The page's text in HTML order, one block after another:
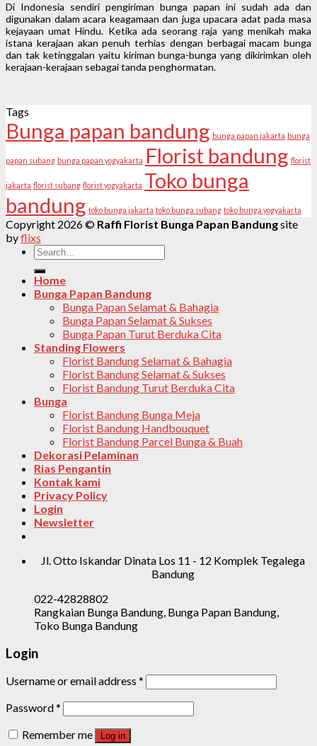
Di Indonesia sendiri pengiriman bunga papan ini sudah ada dan
digunakan dalam acara keagamaan dan juga upacara adat pada masa
kejayaan umat Hindu. Ketika ada seorang raja yang menikah maka
istana kerajaan akan penuh terhias dengan berbagai macam bunga
dan tak ketinggalan yaitu kiriman bunga-bunga yang dikirimkan oleh
kerajaan-kerajaan sebagai tanda penghormatan.
Tags
Bunga papan bandung bunga papan jakarta bunga
papan subang bunga papan yogyakarta Florist bandung florist
jakarta florist subang florist yogyakarta Toko bunga
bandung toko bunga jakarta toko bunga subang toko bunga yogyakarta
Copyright 2026 © Raffi Florist Bunga Papan Bandungsite
byflixs
Search
for:
Home
Bunga Papan Bandung
Bunga Papan Selamat & Bahagia
Bunga Papan Selamat & Sukses
Bunga Papan Turut Berduka Cita
Standing Flowers
Florist Bandung Selamat & Bahagia
Florist Bandung Selamat & Sukses
Florist Bandung Turut Berduka Cita
Bunga
Florist Bandung Bunga Meja
Florist Bandung Handbouquet
Florist Bandung Parcel Bunga & Buah
Dekorasi Pelaminan
Rias Pengantin
Kontak kami
Privacy Policy
Login
Newsletter
Jl. Otto Iskandar Dinata Los 11 - 12 Komplek Tegalega
Bandung
022-42828802
Rangkaian Bunga Bandung, Bunga Papan Bandung,
Toko Bunga Bandung
Login
Username or email address *
Password*
Remember me
Log in